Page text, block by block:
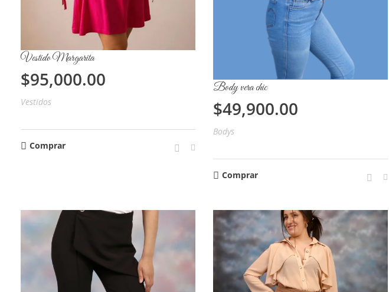
Vestido Margarita
$95,000.00
Vestidos
Comprar
Body vera chic
$49,900.00
Bodys
Comprar